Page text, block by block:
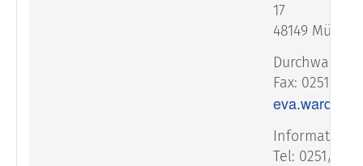
17
48149
Durchwahl:
Fax: 0251/83-
Information/
Tel: 0251/83-